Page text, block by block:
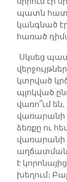
պատն
կանգնած
հառած
Սկսեց
կտրված
պլոկված
վառո՞ւմ
վառարանի
ձեռքը ու
վառարանի
աղճատման
է
խեղում։